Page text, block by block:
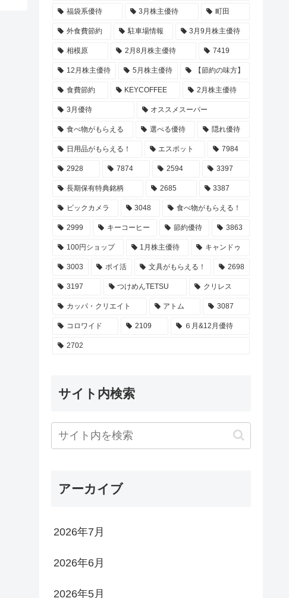
福袋系優待 3月株主優待 町田
外食費節約 駐車場情報 3月9月株主優待
相模原 2月8月株主優待 7419
12月株主優待 5月株主優待 【節約の味方】
食費節約 KEYCOFFEE 2月株主優待
3月優待 オススメスーパー
食べ物がもらえる 選べる優待 隠れ優待
日用品がもらえる！ エスポット 7984
2928 7874 2594 3397
長期保有特典銘柄 2685 3387
ビックカメラ 3048 食べ物がもらえる！
2999 キーコーヒー 節約優待 3863
100円ショップ 1月株主優待 キャンドゥ
3003 ポイ活 文具がもらえる！ 2698
3197 つけめんTETSU クリレス
カッパ・クリエイト アトム 3087
コロワイド 2109 ６月&12月優待
2702
サイト内検索
アーカイブ
2026年7月
2026年6月
2026年5月